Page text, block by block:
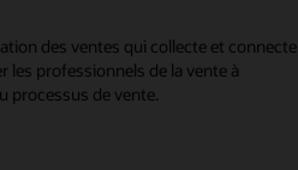
des ventes qui collecte et connecte
les professionnels de la vente à
processus de vente.